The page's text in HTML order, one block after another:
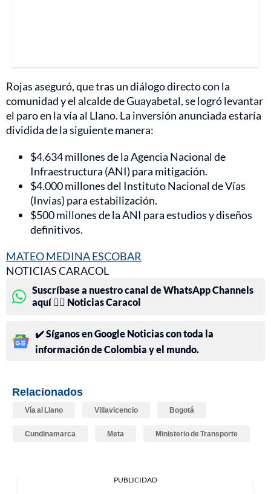
Rojas aseguró, que tras un diálogo directo con la
comunidad y el alcalde de Guayabetal, se logró levantar
el paro en la vía al Llano. La inversión anunciada estaría
dividida de la siguiente manera:
$4.634 millones de la Agencia Nacional de
Infraestructura (ANI) para mitigación.
$4.000 millones del Instituto Nacional de Vías
(Invias) para estabilización.
$500 millones de la ANI para estudios y diseños
definitivos.
MATEO MEDINA ESCOBAR
NOTICIAS CARACOL
Suscríbase a nuestro canal de WhatsApp Channels
aquí 👉🏻 Noticias Caracol
✔️ Síganos en Google Noticias con toda la
información de Colombia y el mundo.
Relacionados
Vía al Llano Villavicencio Bogotá
Cundinamarca Meta Ministerio de Transporte
PUBLICIDAD